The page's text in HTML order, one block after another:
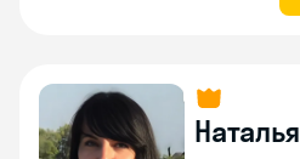
Наталья